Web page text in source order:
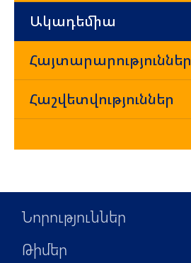
Ակադեմիա
Հայտարարություններ
Հաշվետվություններ
Նորություններ
Թիմեր